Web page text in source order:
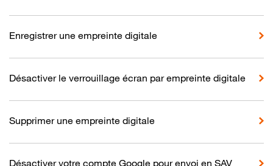
Enregistrer une empreinte digitale
Désactiver le verrouillage écran par empreinte digitale
Supprimer une empreinte digitale
Désactiver votre compte Google pour envoi en SAV